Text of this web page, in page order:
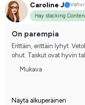
Caroline J
Hay stacking
On parempia
Erittäin, erittäin lyhyt.
ohut. Taskut ovat hyvin
Mukava
Näytä alkuperäinen